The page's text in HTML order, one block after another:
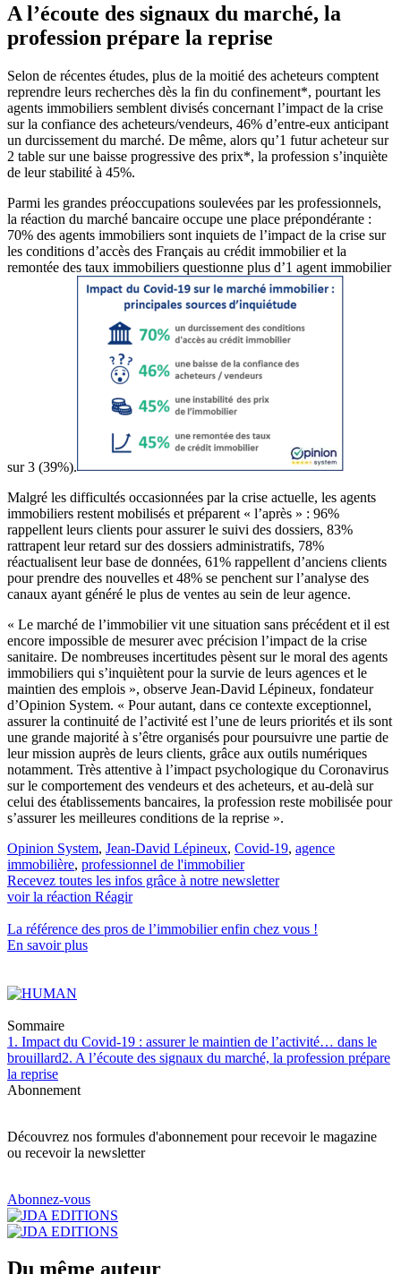
A l’écoute des signaux du marché, la
profession prépare la reprise
Selon de récentes études, plus de la moitié des acheteurs comptent
reprendre leurs recherches dès la fin du confinement*, pourtant les
agents immobiliers semblent divisés concernant l’impact de la crise
sur la confiance des acheteurs/vendeurs, 46% d’entre-eux anticipant
un durcissement du marché. De même, alors qu’1 futur acheteur sur
2 table sur une baisse progressive des prix*, la profession s’inquiète
de leur stabilité à 45%.
Parmi les grandes préoccupations soulevées par les professionnels,
la réaction du marché bancaire occupe une place prépondérante :
70% des agents immobiliers sont inquiets de l’impact de la crise sur
les conditions d’accès des Français au crédit immobilier et la
remontée des taux immobiliers questionne plus d’1 agent immobilier
sur 3 (39%).
Malgré les difficultés occasionnées par la crise actuelle, les agents
immobiliers restent mobilisés et préparent « l’après » : 96%
rappellent leurs clients pour assurer le suivi des dossiers, 83%
rattrapent leur retard sur des dossiers administratifs, 78%
réactualisent leur base de données, 61% rappellent d’anciens clients
pour prendre des nouvelles et 48% se penchent sur l’analyse des
canaux ayant généré le plus de ventes au sein de leur agence.
« Le marché de l’immobilier vit une situation sans précédent et il est
encore impossible de mesurer avec précision l’impact de la crise
sanitaire. De nombreuses incertitudes pèsent sur le moral des agents
immobiliers qui s’inquiètent pour la survie de leurs agences et le
maintien des emplois », observe Jean-David Lépineux, fondateur
d’Opinion System. « Pour autant, dans ce contexte exceptionnel,
assurer la continuité de l’activité est l’une de leurs priorités et ils sont
une grande majorité à s’être organisés pour poursuivre une partie de
leur mission auprès de leurs clients, grâce aux outils numériques
notamment. Très attentive à l’impact psychologique du Coronavirus
sur le comportement des vendeurs et des acheteurs, et au-delà sur
celui des établissements bancaires, la profession reste mobilisée pour
s’assurer les meilleures conditions de la reprise ».
Opinion System, Jean-David Lépineux, Covid-19, agence
immobilière, professionnel de l'immobilier
Recevez toutes les infos grâce à notre newsletter
voir la réaction Réagir
La référence des pros de l’immobilierenfin chez vous !
En savoir plus
Sommaire
1. Impact du Covid-19 : assurer le maintien de l’activité… dans le
brouillard2. A l’écoute des signaux du marché, la profession prépare
la reprise
Abonnement
Découvrez nos formules d'abonnement pour recevoir le magazine
ou recevoir la newsletter
Abonnez-vous
Du même auteur